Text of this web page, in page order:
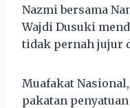
Nazmi bersama
Wajdi Dusuki
tidak pernah jujur
Muafakat
pakatan